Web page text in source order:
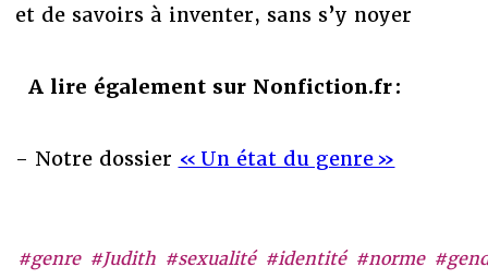
#genre #Judith #sexualité #identité #norme
et de savoirs à inventer, sans s’y noyer
A lire également sur Nonfiction.fr :
- Notre dossier « Un état du genre »